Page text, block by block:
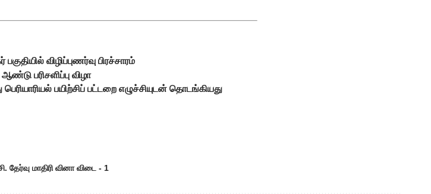
விழிப்புணர்வு பிரச்சாரம்
பரிசளிப்பு விழா
பயிற்சிப் பட்டறை எழுச்சியுடன் தொடங்கியது
தேர்வு மாதிரி வினா விடை - 1